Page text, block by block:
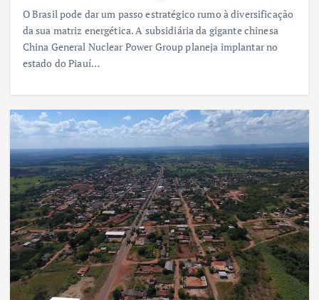
O Brasil pode dar um passo estratégico rumo à diversificação
da sua matriz energética. A subsidiária da gigante chinesa
China General Nuclear Power Group planeja implantar no
estado do Piauí…